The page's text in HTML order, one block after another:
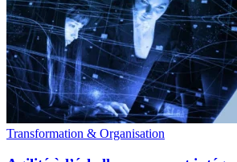
Transformation & Organisation